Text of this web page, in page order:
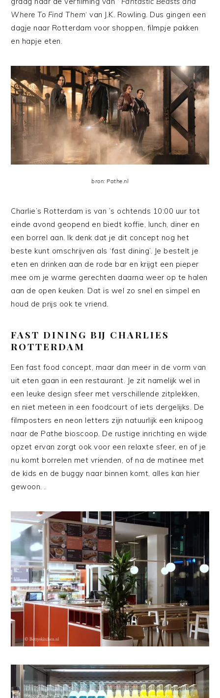
Where To Find Them‘ van J.K. Rowling. Dus gingen een
dagje naar Rotterdam voor shoppen, filmpje pakken
en hapje eten.
bron: Pathe.nl
Charlie’s Rotterdam is van ’s ochtends 10:00 uur tot
einde avond geopend en biedt koffie, lunch, diner en
een borrel aan. Ik denk dat je dit concept nog het
beste kunt omschrijven als ‘fast dining’. Je bestelt je
eten en drinken aan de rode bar en krijgt een pieper
mee om je warme gerechten daarna weer op te halen
aan de open keuken. Dat is wel zo snel en simpel en
houd de prijs ook te vriend.
FAST DINING BIJ CHARLIES
ROTTERDAM
Een fast food concept, maar dan meer in de vorm van
uit eten gaan in een restaurant. Je zit namelijk wel in
een leuke design sfeer met verschillende zitplekken,
en niet meteen in een foodcourt of iets dergelijks. De
filmposters en neon letters zijn natuurlijk een knipoog
naar de Pathe bioscoop. De rustige inrichting en wijde
opzet ervan zorgt ook voor een relaxte sfeer, en of je
nu komt borrelen met vrienden, of na de matinee met
de kids en de buggy naar binnen komt, alles kan hier
gewoon. .